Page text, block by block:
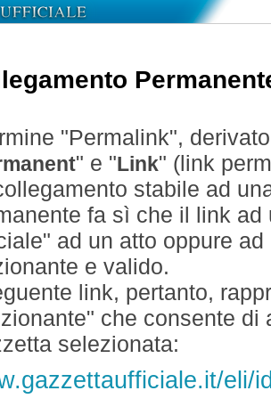
"Permalink",
" e " Link" (link
stabile ad
fa sì che il link
ad un atto oppure
e valido.
link, pertanto,
che consente
selezionata:
eli/